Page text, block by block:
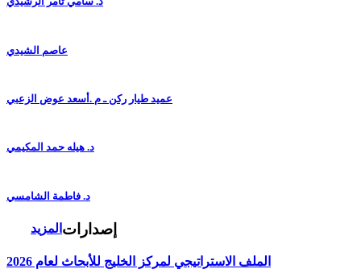
عاصم الشيدي
عميد طيار ركن ـ م .أسعد عوض الزعبي
د. هيله حمد المكيمي
د. فاطمة الشامسي
المزيد إصدارات
الملف الاستراتيجي لمركز الخليج للأبحاث لعام 2026